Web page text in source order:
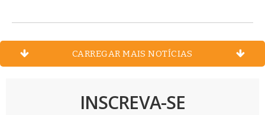
CARREGAR MAIS NOTÍCIAS
INSCREVA-SE